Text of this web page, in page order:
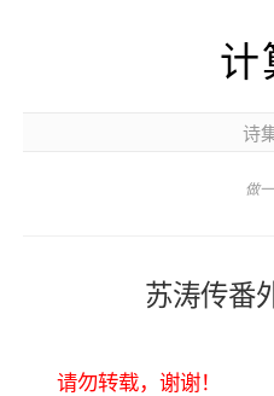
计
诗
做
苏涛传番
请勿转载，谢谢！